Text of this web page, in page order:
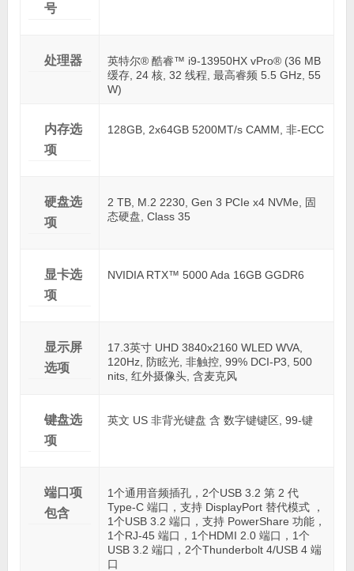
号
处理器
英特尔® 酷睿™ i9-13950HX vPro® (36 MB
缓存, 24 核, 32 线程, 最高睿频 5.5 GHz, 55
W)
内存选
项
128GB, 2x64GB 5200MT/s CAMM, 非-ECC
硬盘选
项
2 TB, M.2 2230, Gen 3 PCIe x4 NVMe, 固
态硬盘, Class 35
显卡选
项
NVIDIA RTX™ 5000 Ada 16GB GGDR6
显示屏
选项
17.3英寸 UHD 3840x2160 WLED WVA,
120Hz, 防眩光, 非触控, 99% DCI-P3, 500
nits, 红外摄像头, 含麦克风
键盘选
项
英文 US 非背光键盘 含 数字键键区, 99-键
端口项
包含
1个通用音频插孔，2个USB 3.2 第 2 代
Type-C 端口，支持 DisplayPort 替代模式 ，
1个USB 3.2 端口，支持 PowerShare 功能，
1个RJ-45 端口，1个HDMI 2.0 端口，1个
USB 3.2 端口，2个Thunderbolt 4/USB 4 端
口